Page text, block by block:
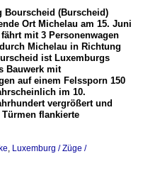
Bourscheid (Burscheid)
Ort Michelau am 15. Juni
fährt mit 3 Personenwagen
Michelau in Richtung
ist Luxemburgs
Bauwerk mit
auf einem Felssporn 150
im 10.
vergrößert und
flankierte
, Luxemburg / Züge /